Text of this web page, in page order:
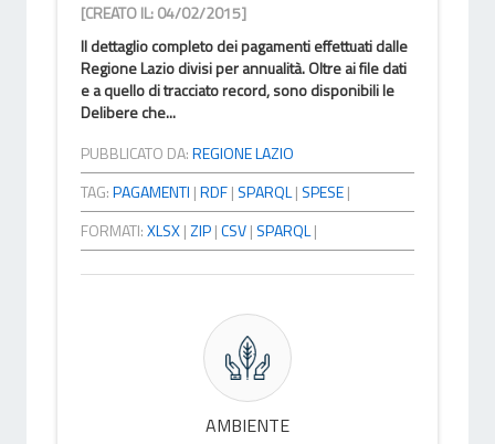
[CREATO IL: 04/02/2015]
Il dettaglio completo dei pagamenti effettuati dalle
Regione Lazio divisi per annualità. Oltre ai file dati
e a quello di tracciato record, sono disponibili le
Delibere che...
PUBBLICATO DA:REGIONE LAZIO
TAG:PAGAMENTI |RDF| SPARQL| SPESE|
FORMATI:XLSX|ZIP|CSV| SPARQL|
AMBIENTE